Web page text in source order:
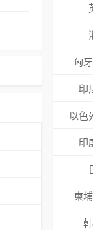
匈
印
以色
印
柬